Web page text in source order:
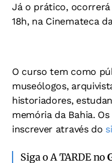
Já o prático, ocorrerá
18h, na Cinemateca
O curso tem como
museólogos,
historiadores,
memória da Bahia.
inscrever através do
Siga o A TARDE no